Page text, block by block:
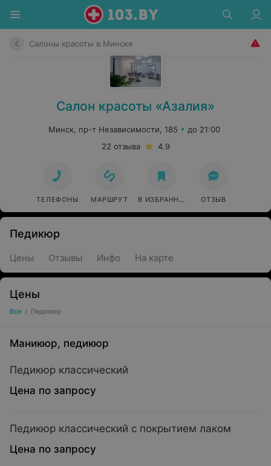
Салоны красоты в Минске
Салон красоты «Азалия»
Минск, пр-т Независимости, 185
до 21:00
22 отзыва
4.9
ТЕЛЕФОНЫ МАРШРУТ В ИЗБРАННОЕ ОТЗЫВ
Педикюр
Цены Отзывы Инфо На карте
Цены
Все / Педикюр
Маникюр, педикюр
Педикюр классический
Цена по запросу
Педикюр классический с покрытием лаком
Цена по запросу